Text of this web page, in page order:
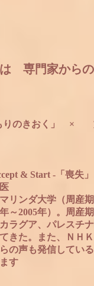
りのきおく」 ×
専門家から
& Start -「喪失
リンダ大学（周産
～2005年）。周
ラグア、パレスチ
きた。また、ＮＨ
の声も発信して
す